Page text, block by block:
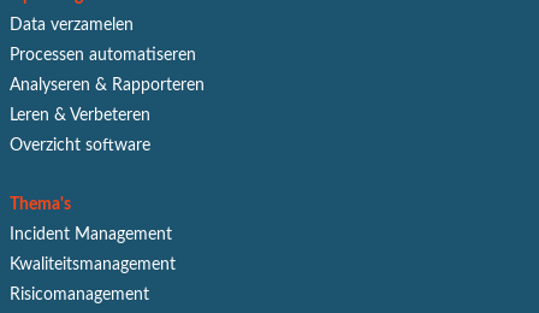
Data verzamelen
Processen automatiseren
Analyseren & Rapporteren
Leren & Verbeteren
Overzicht software
Thema's
Incident Management
Kwaliteitsmanagement
Risicomanagement